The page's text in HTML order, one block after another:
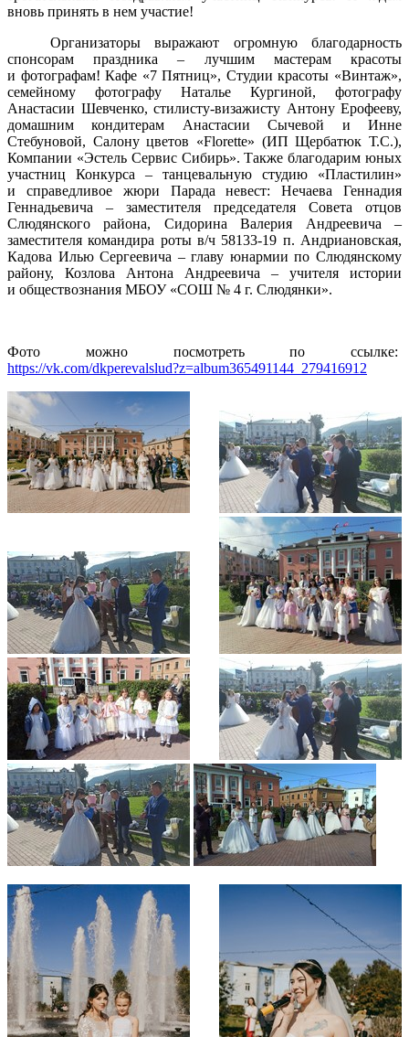
вновь принять в нем участие!
Организаторы выражают огромную благодарность
спонсорам праздника – лучшим мастерам красоты
и фотографам! Кафе «7 Пятниц», Студии красоты «Винтаж»,
семейному фотографу Наталье Кургиной, фотографу
Анастасии Шевченко, стилисту-визажисту Антону Ерофееву,
домашним кондитерам Анастасии Сычевой и Инне
Стебуновой, Салону цветов «Florette» (ИП Щербатюк Т.С.),
Компании «Эстель Сервис Сибирь». Также благодарим юных
участниц Конкурса – танцевальную студию «Пластилин»
и справедливое жюри Парада невест: Нечаева Геннадия
Геннадьевича – заместителя председателя Совета отцов
Слюдянского района, Сидорина Валерия Андреевича –
заместителя командира роты в/ч 58133-19 п. Андриановская,
Кадова Илью Сергеевича – главу юнармии по Слюдянскому
району, Козлова Антона Андреевича – учителя истории
и обществознания МБОУ «СОШ № 4 г. Слюдянки».
Фото можно посмотреть по ссылке:
https://vk.com/dkperevalslud?z=album365491144_279416912